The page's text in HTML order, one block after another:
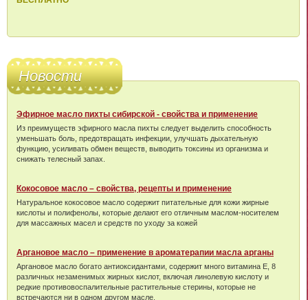
Новости
Эфирное масло пихты сибирской - свойства и применение
Из преимуществ эфирного масла пихты следует выделить способность
уменьшать боль, предотвращать инфекции, улучшать дыхательную
функцию, усиливать обмен веществ, выводить токсины из организма и
снижать телесный запах.
Кокосовое масло – свойства, рецепты и применение
Натуральное кокосовое масло содержит питательные для кожи жирные
кислоты и полифенолы, которые делают его отличным маслом-носителем
для массажных масел и средств по уходу за кожей
Аргановое масло – применение в ароматерапии масла арганы
Аргановое масло богато антиоксидантами, содержит много витамина Е, 8
различных незаменимых жирных кислот, включая линолевую кислоту и
редкие противовоспалительные растительные стерины, которые не
встречаются ни в одном другом масле.